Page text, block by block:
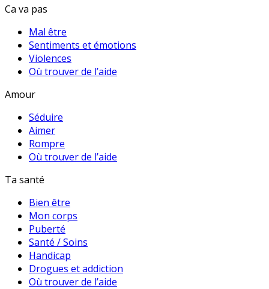
Ca va pas
Mal être
Sentiments et émotions
Violences
Où trouver de l’aide
Amour
Séduire
Aimer
Rompre
Où trouver de l’aide
Ta santé
Bien être
Mon corps
Puberté
Santé / Soins
Handicap
Drogues et addiction
Où trouver de l’aide